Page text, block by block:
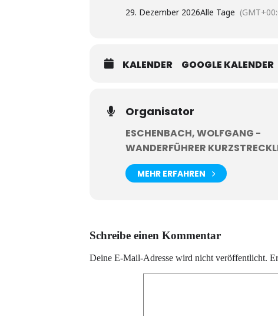
29. Dezember 2026Alle Tage
KALENDER GOOGLE KALENDER
Organisator
ESCHENBACH, WOLFGANG -
WANDERFÜHRER
MEHR ERFAHREN
Schreibe einen Kommentar
Deine E-Mail-Adresse wird nicht veröffentlicht.